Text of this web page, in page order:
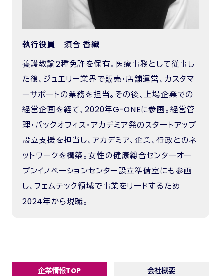
執行役員 須合 香織
養護教諭2種免許を保有。医療事務として従事し
た後、ジュエリー業界で販売・店舗運営、カスタマ
ーサポートの業務を担当。その後、上場企業での
経営企画を経て、2020年G-ONEに参画。経営管
理・バックオフィス・アカデミア発のスタートアップ
設立支援を担当し、アカデミア、企業、行政とのネ
ットワークを構築。女性の健康総合センターオー
プンイノベーションセンター設立準備室にも参画
し、フェムテック領域で事業をリードするため
2024年から現職。
企業情報TOP 会社概要